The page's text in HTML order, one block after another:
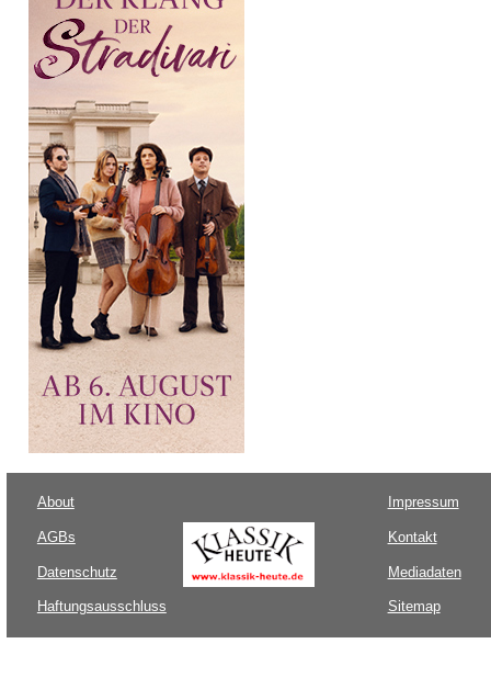
About
AGBs
Datenschutz
Haftungsausschluss
Impressum
Kontakt
Mediadaten
Sitemap